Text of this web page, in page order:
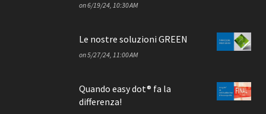
on6/19/24, 10:30 AM
Le nostre soluzioni GREEN
on5/27/24, 11:00 AM
Quando easy dot® fa la
differenza!